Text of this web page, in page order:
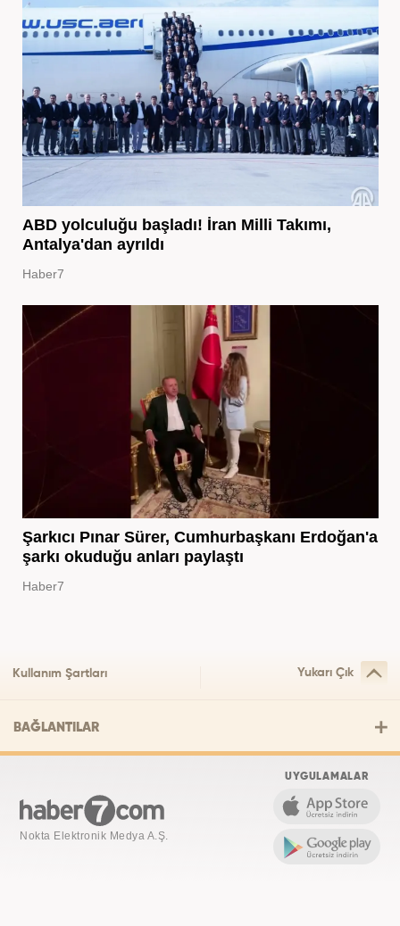
ABD yolculuğu başladı! İran Milli Takımı,
Antalya'dan ayrıldı
Haber7
Şarkıcı Pınar Sürer, Cumhurbaşkanı Erdoğan'a
şarkı okuduğu anları paylaştı
Haber7
Kullanım Şartları Yukarı Çık
BAĞLANTILAR
Nokta Elektronik Medya A.Ş.
UYGULAMALAR